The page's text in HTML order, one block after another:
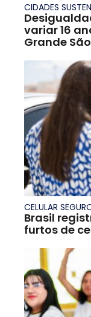
CIDADES
variar 16
Grande
CELULAR
Brasil
furtos de